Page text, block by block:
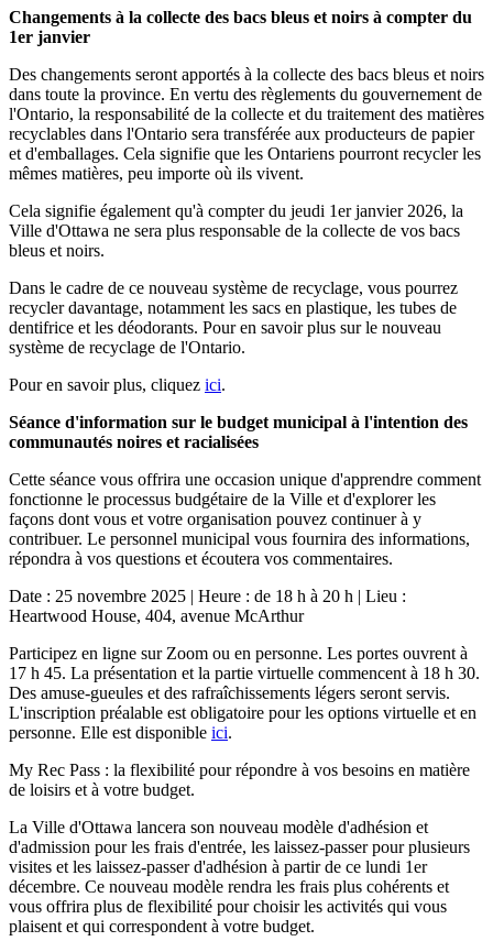
Changements à la collecte des bacs bleus et noirs à compter du
1er janvier
Des changements seront apportés à la collecte des bacs bleus et noirs
dans toute la province. En vertu des règlements du gouvernement de
l'Ontario, la responsabilité de la collecte et du traitement des matières
recyclables dans l'Ontario sera transférée aux producteurs de papier
et d'emballages. Cela signifie que les Ontariens pourront recycler les
mêmes matières, peu importe où ils vivent.
Cela signifie également qu'à compter du jeudi 1er janvier 2026, la
Ville d'Ottawa ne sera plus responsable de la collecte de vos bacs
bleus et noirs.
Dans le cadre de ce nouveau système de recyclage, vous pourrez
recycler davantage, notamment les sacs en plastique, les tubes de
dentifrice et les déodorants. Pour en savoir plus sur le nouveau
système de recyclage de l'Ontario.
Pour en savoir plus, cliquez ici.
Séance d'information sur le budget municipal à l'intention des
communautés noires et racialisées
Cette séance vous offrira une occasion unique d'apprendre comment
fonctionne le processus budgétaire de la Ville et d'explorer les
façons dont vous et votre organisation pouvez continuer à y
contribuer. Le personnel municipal vous fournira des informations,
répondra à vos questions et écoutera vos commentaires.
Date : 25 novembre 2025 | Heure : de 18 h à 20 h | Lieu :
Heartwood House, 404, avenue McArthur
Participez en ligne sur Zoom ou en personne. Les portes ouvrent à
17 h 45. La présentation et la partie virtuelle commencent à 18 h 30.
Des amuse-gueules et des rafraîchissements légers seront servis.
L'inscription préalable est obligatoire pour les options virtuelle et en
personne. Elle est disponible ici.
My Rec Pass : la flexibilité pour répondre à vos besoins en matière
de loisirs et à votre budget.
La Ville d'Ottawa lancera son nouveau modèle d'adhésion et
d'admission pour les frais d'entrée, les laissez-passer pour plusieurs
visites et les laissez-passer d'adhésion à partir de ce lundi 1er
décembre. Ce nouveau modèle rendra les frais plus cohérents et
vous offrira plus de flexibilité pour choisir les activités qui vous
plaisent et qui correspondent à votre budget.